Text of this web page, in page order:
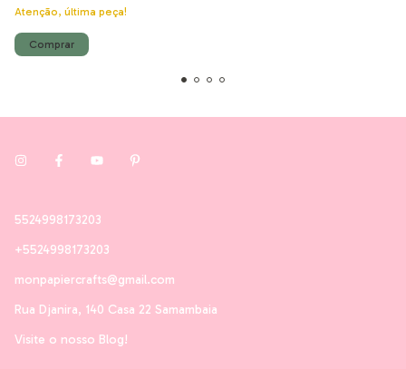
Atenção, última peça!
5524998173203
+5524998173203
monpapiercrafts@gmail.com
Rua Djanira, 140 Casa 22 Samambaia
Visite o nosso Blog!